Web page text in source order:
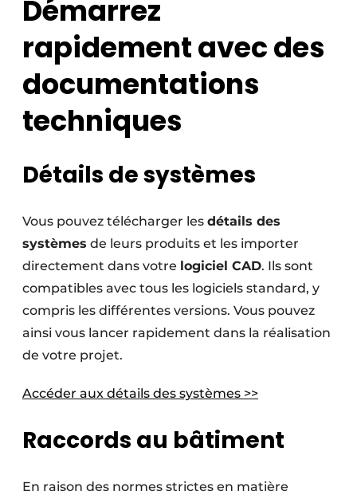
Démarrez
rapidement avec des
documentations
techniques
Détails de systèmes
Vous pouvez télécharger les détails des
systèmes de leurs produits et les importer
directement dans votre logiciel CAD. Ils sont
compatibles avec tous les logiciels standard, y
compris les différentes versions. Vous pouvez
ainsi vous lancer rapidement dans la réalisation
de votre projet.
Accéder aux détails des systèmes >>
Raccords au bâtiment
En raison des normes strictes en matière